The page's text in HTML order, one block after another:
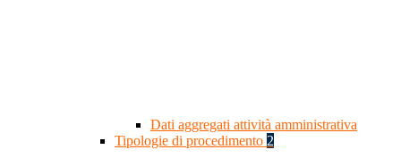
Dati aggregati attività amministrativa
Tipologie di procedimento 2